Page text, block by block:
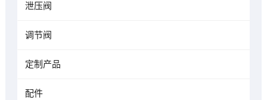
泄压阀
调节阀
定制产品
配件